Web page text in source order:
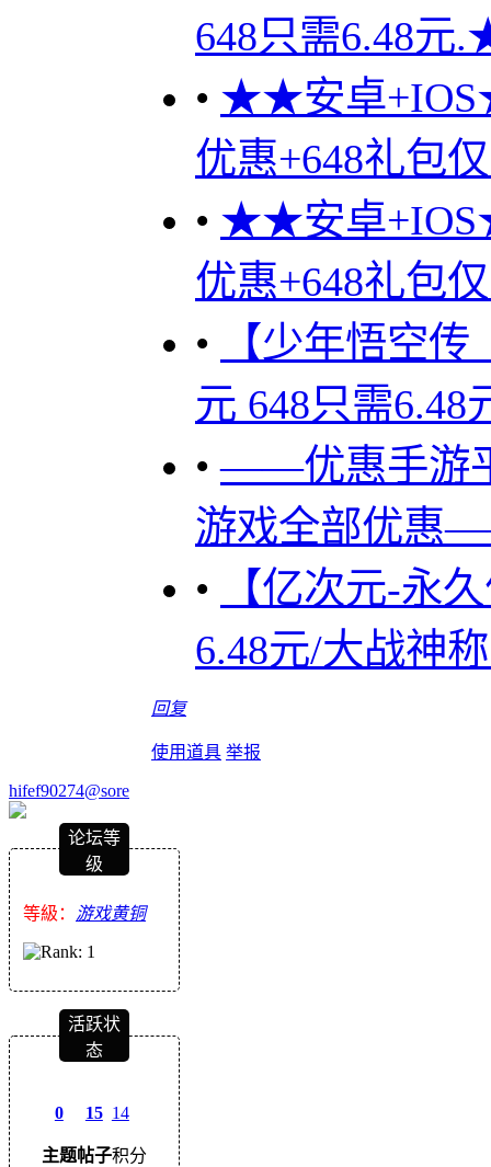
648只需6.48
• ★★安卓
优惠+648礼包
• ★★安卓
优惠+648礼包
•
【少年悟空
元 648只需
•——优惠手游
游戏全部优惠
•
【亿次元-永
6.48元/大战神
回复
使用道具 举报
hifef90274@sore
论坛等
级
等級： 游戏黄铜
活跃状
态
0
主题
15
帖子
14
积分